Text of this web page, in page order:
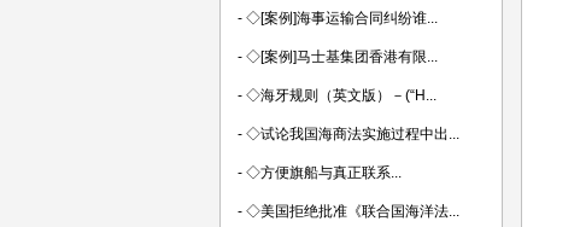
- ◇[案例]海事运输合同纠纷谁...
- ◇[案例]马士基集团香港有限...
- ◇海牙规则（英文版）－(“H...
- ◇试论我国海商法实施过程中出...
- ◇方便旗船与真正联系...
- ◇美国拒绝批准《联合国海洋法...